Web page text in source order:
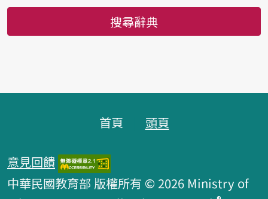
搜尋辭典
首頁 頭頁
意見回饋
中華民國教育部 版權所有 © 2026 Ministry of